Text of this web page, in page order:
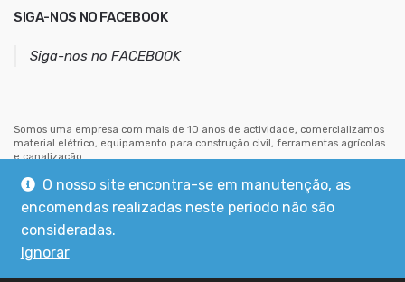
iSIGA-NOS NO FACEBOOK
Siga-nos no FACEBOOK
Somos uma empresa com mais de 10 anos de actividade, comercializamos
material elétrico, equipamento para construção civil, ferramentas agrícolas
e canalização.
O nosso site encontra-se em manutenção, as
encomendas realizadas neste período não são
consideradas.
Ignorar